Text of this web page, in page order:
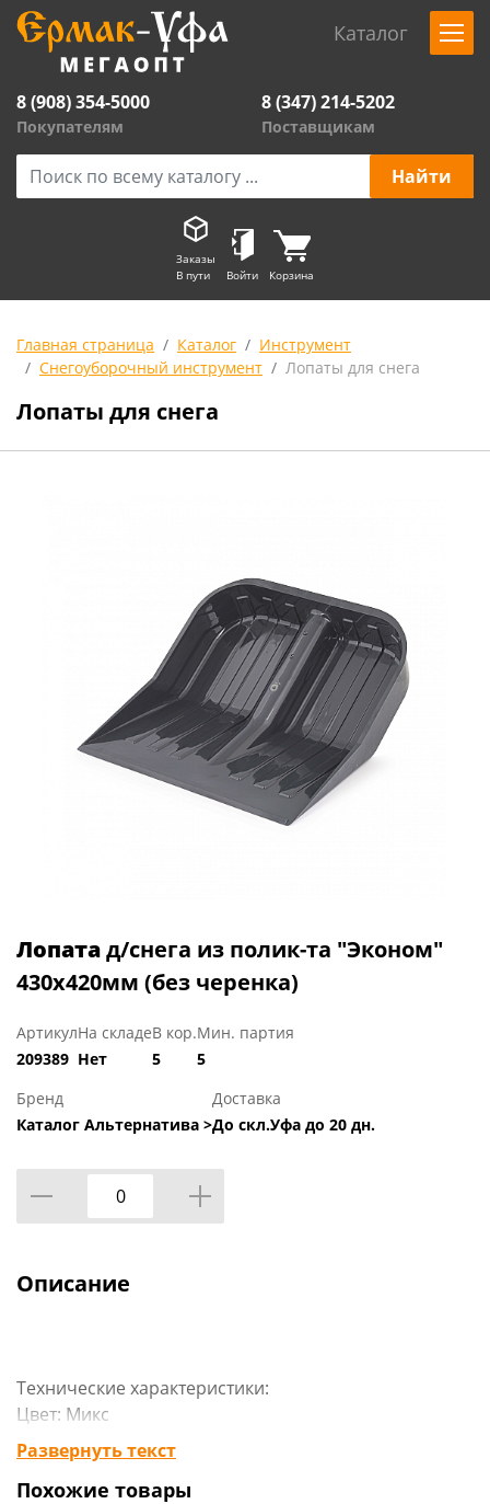
Каталог
8 (908) 354-5000
Покупателям
8 (347) 214-5202
Поставщикам
Заказы
В пути
Войти Корзина
Главная страница Каталог
Инструмент
Снегоуборочный инструмент
Лопаты для снега
Лопаты для снега
Лопатад/снега из полик-та "Эконом"
430х420мм (без черенка)
Артикул
209389
На складе
Нет
В кор.
5
Мин. партия
5
Бренд
Каталог Альтернатива >
Доставка
До скл.Уфа до 20 дн.
Описание
Технические характеристики:
Цвет: Микс
Вес: 1.167 кг
Размеры изделия (ДхШхВ): 420х115х430 мм
Тип товара: Лопата
Развернуть текст
Похожие товары